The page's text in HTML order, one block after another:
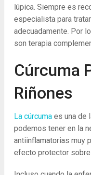
lúpica. Siempre es
especialista para
adecuadamente. Por
son terapia
Cúrcuma
Riñones
La cúrcumaes una de
podemos tener en la
antiinflamatorias muy
efecto protector sobre